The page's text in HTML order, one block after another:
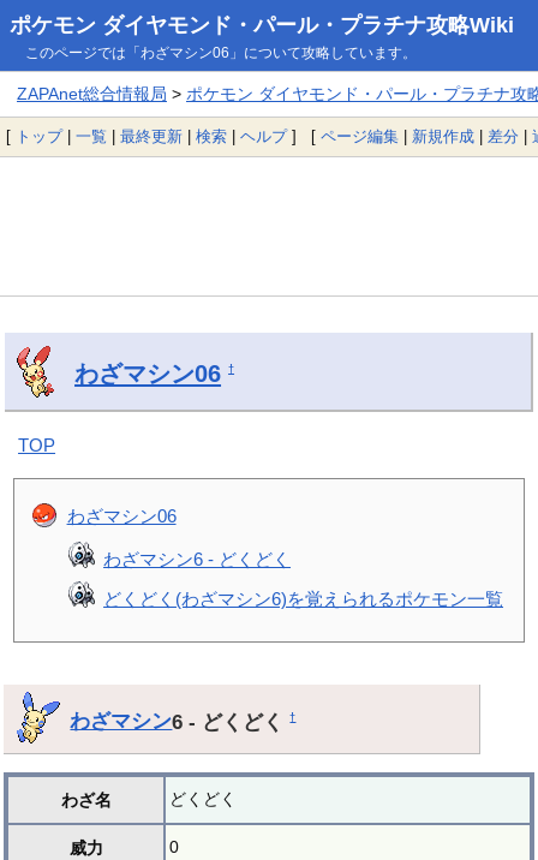
ポケモン ダイヤモンド・パール・プラチナ攻略Wiki
このページでは「わざマシン06」について攻略しています。
ZAPAnet総合情報局 > ポケモン ダイヤモンド・パール・プラチナ攻
[ トップ| 一覧 | 最終更新 | 検索 | ヘルプ] [ ページ編集 | 新規作成 | 差分 |
わざマシン06 †
TOP
わざマシン06
わざマシン6 - どくどく
どくどく(わざマシン6)を覚えられるポケモン一覧
わざマシン6 - どくどく†
わざ名 どくどく
威力 0